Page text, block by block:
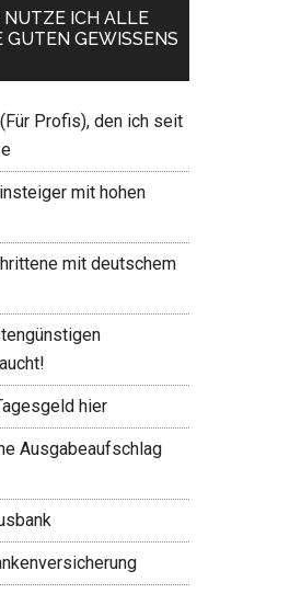
NUTZE ICH ALLE
GEWISSENS
Profis), den ich seit
mit hohen
mit deutschem
hier
Ausgabeaufschlag